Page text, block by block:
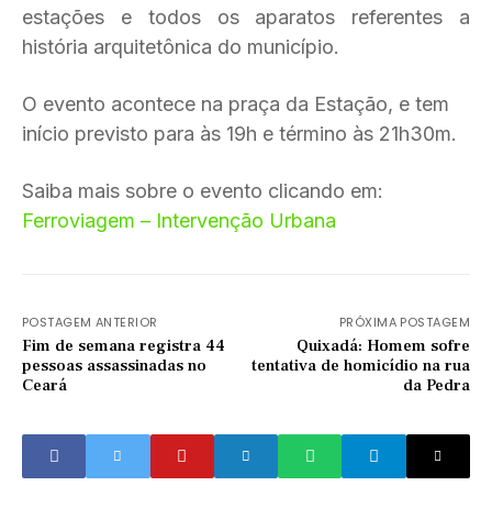
estações e todos os aparatos referentes a
história arquitetônica do município.
O evento acontece na praça da Estação, e tem
início previsto para às 19h e término às 21h30m.
Saiba mais sobre o evento clicando em:
Ferroviagem – Intervenção Urbana
POSTAGEM ANTERIOR
Fim de semana registra 44
pessoas assassinadas no
Ceará
PRÓXIMA POSTAGEM
Quixadá: Homem sofre
tentativa de homicídio na rua
da Pedra